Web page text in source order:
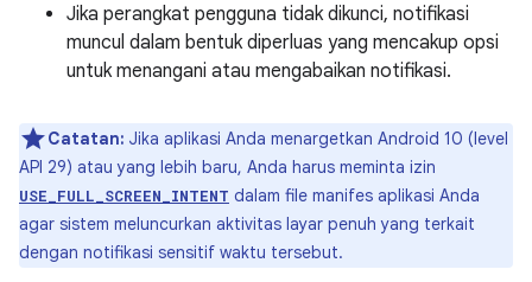
Jika perangkat pengguna tidak dikunci, notifikasi
muncul dalam bentuk diperluas yang mencakup opsi
untuk menangani atau mengabaikan notifikasi.
Catatan: Jika aplikasi Anda menargetkan Android 10 (level
API 29) atau yang lebih baru, Anda harus meminta izin
USE_FULL_SCREEN_INTENT dalam file manifes aplikasi Anda
agar sistem meluncurkan aktivitas layar penuh yang terkait
dengan notifikasi sensitif waktu tersebut.